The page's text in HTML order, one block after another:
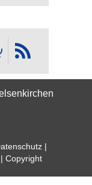
|
| Copyright